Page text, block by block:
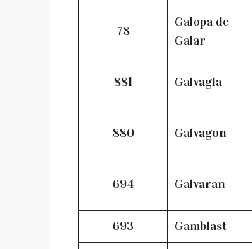
78
Galopa de
Galar
881 Galvagla
880 Galvagon
694 Galvaran
693 Gamblast